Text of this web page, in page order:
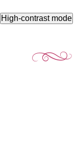
High-contrast mode